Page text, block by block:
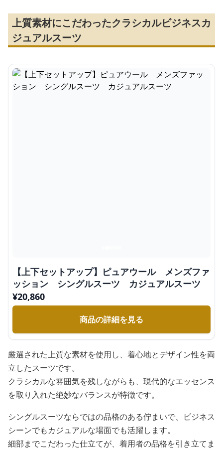
上質素材にこだわったクラシカルビジネスカ
ジュアルスーツ
【上下セットアップ】ピュアウール メンズファ
ッション シングルスーツ カジュアルスーツ
¥20,860
商品の詳細を見る
厳選された上質な素材を使用し、着心地とデザイン性を両
立したスーツです。
クラシカルな雰囲気を残しながらも、現代的なエッセンス
を取り入れた絶妙なバランスが特徴です。
シングルスーツならではの品格のある佇まいで、ビジネス
シーンでもカジュアルな場面でも活躍します。
細部までこだわった仕立てが、着用者の品格を引き立てま